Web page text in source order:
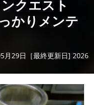
クエスト
かりメンテ
月29日［最終更新日] 2026